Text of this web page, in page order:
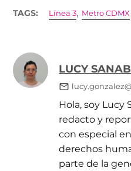
TAGS: Línea 3, Metro CDMX
LUCY
Hola, soy Lucy
redacto y
con especial
derechos
parte de la